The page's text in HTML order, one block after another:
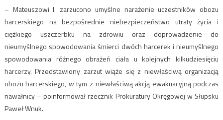
– Mateuszowi I. zarzucono umyślne narażenie uczestników obozu
harcerskiego na bezpośrednie niebezpieczeństwo utraty życia i
ciężkiego uszczerbku na zdrowiu oraz doprowadzenie do
nieumyślnego spowodowania śmierci dwóch harcerek i nieumyślnego
spowodowania różnego obrażeń ciała u kolejnych kilkudziesięciu
harcerzy. Przedstawiony zarzut wiąże się z niewłaściwą organizacją
obozu harcerskiego, w tym z niewłaściwą akcją ewakuacyjną podczas
nawałnicy – poinformował rzecznik Prokuratury Okręgowej w Słupsku
Paweł Wnuk.